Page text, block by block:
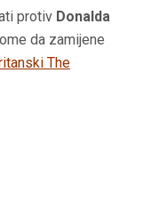
protiv Donalda
da zamijene
The